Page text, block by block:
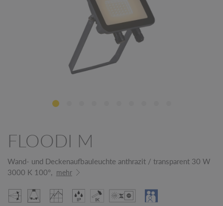
FLOODI M
Wand- und Deckenaufbauleuchte anthrazit / transparent 30 W
3000 K 100°,
mehr